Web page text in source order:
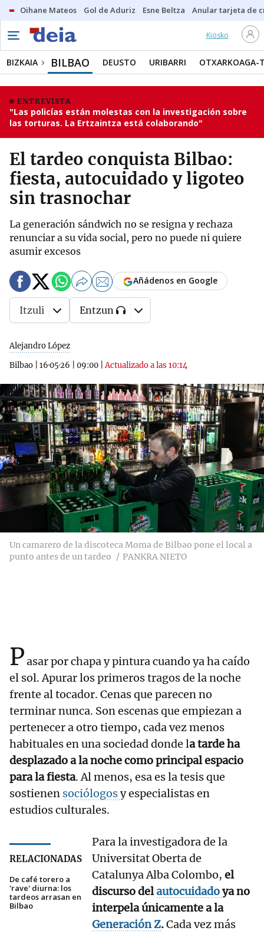
Oihane Mateos Gol de Aduriz Esne Beltza Anular tarjeta de
Kiosko
BIZKAIA BILBAO DEUSTO URIBARRI OTXARKOAGA-
ENTREVISTA
"Las policías están molestas con la investigación sobre
las torturas. La Ertzaintza está colaborando"
El tardeo conquista Bilbao:
fiesta, autocuidado y ligoteo
sin trasnochar
La generación sándwich no se resigna y rechaza
renunciar a su vida social, pero no puede ni quiere
asumir excesos
Alejandro López
Bilbao
16·05·26 09:00 |Actualizado a las 10:14
Añádenos en Google
Itzuli Entzun
Un camarero de la discoteca Moma de Bilbao pone el local a
punto antes de un tardeo
PANKRA NIETO
Pasar por chapa y pintura cuando ya ha caído
el sol. Apurar los primeros tragos de la noche
frente al tocador. Cenas que parecen no
terminar nunca. Son escenas que empiezan a
pertenecer a otro tiempo, cada vez menos
habituales en una sociedad donde la tarde ha
desplazado a la noche como principal espacio
para la fiesta. Al menos, esa es la tesis que
sostienen sociólogosy especialistas en
estudios culturales.
RELACIONADAS
De café torero a
'rave' diurna: los
tardeos arrasan en
Bilbao
Para la investigadora de la
Universitat Oberta de
Catalunya Alba Colombo, el
discurso delautocuidadoya no
interpela únicamente a la
Generación Z.Cada vez más